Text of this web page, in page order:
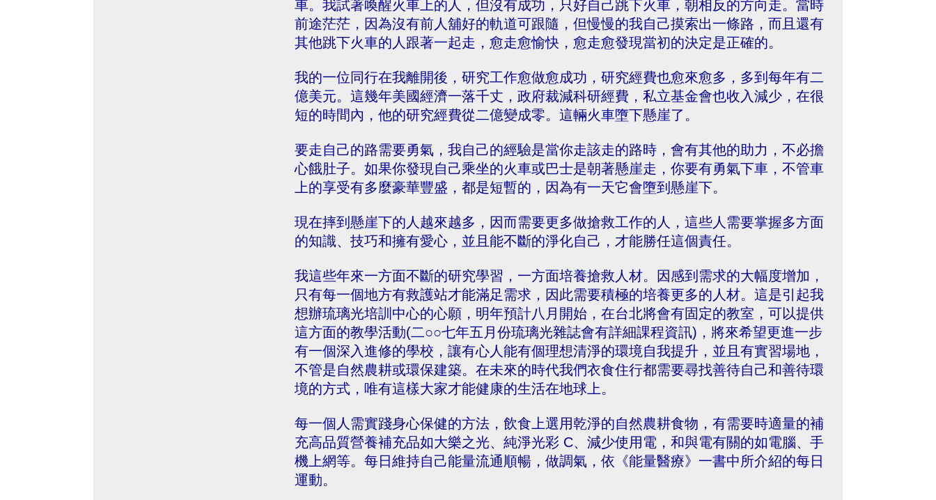
車。我試著喚醒火車上的人，但沒有成功，只好自己跳下火車，朝相反的方向走。當時
前途茫茫，因為沒有前人舖好的軌道可跟隨，但慢慢的我自己摸索出一條路，而且還有
其他跳下火車的人跟著一起走，愈走愈愉快，愈走愈發現當初的決定是正確的。
我的一位同行在我離開後，研究工作愈做愈成功，研究經費也愈來愈多，多到每年有二
億美元。這幾年美國經濟一落千丈，政府裁減科研經費，私立基金會也收入減少，在很
短的時間內，他的研究經費從二億變成零。這輛火車墮下懸崖了。
要走自己的路需要勇氣，我自己的經驗是當你走該走的路時，會有其他的助力，不必擔
心餓肚子。如果你發現自己乘坐的火車或巴士是朝著懸崖走，你要有勇氣下車，不管車
上的享受有多麼豪華豐盛，都是短暫的，因為有一天它會墮到懸崖下。
現在摔到懸崖下的人越來越多，因而需要更多做搶救工作的人，這些人需要掌握多方面
的知識、技巧和擁有愛心，並且能不斷的淨化自己，才能勝任這個責任。
我這些年來一方面不斷的研究學習，一方面培養搶救人材。因感到需求的大幅度增加，
只有每一個地方有救護站才能滿足需求，因此需要積極的培養更多的人材。這是引起我
想辦琉璃光培訓中心的心願，明年預計八月開始，在台北將會有固定的教室，可以提供
這方面的教學活動(二○○七年五月份琉璃光雜誌會有詳細課程資訊)，將來希望更進一步
有一個深入進修的學校，讓有心人能有個理想清淨的環境自我提升，並且有實習場地，
不管是自然農耕或環保建築。在未來的時代我們衣食住行都需要尋找善待自己和善待環
境的方式，唯有這樣大家才能健康的生活在地球上。
每一個人需實踐身心保健的方法，飲食上選用乾淨的自然農耕食物，有需要時適量的補
充高品質營養補充品如大樂之光、純淨光彩 C、減少使用電，和與電有關的如電腦、手
機上網等。每日維持自己能量流通順暢，做調氣，依《能量醫療》一書中所介紹的每日
運動。